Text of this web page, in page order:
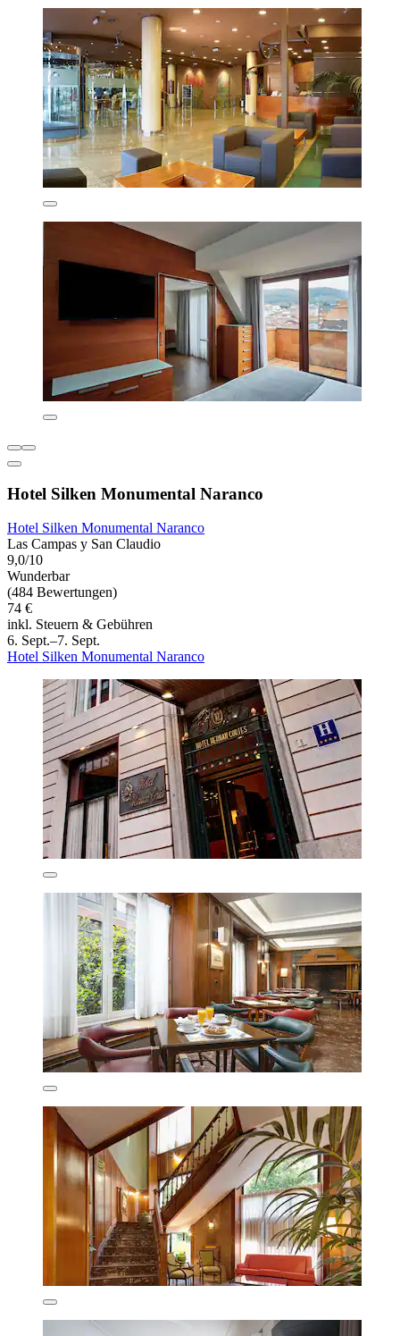
Hotel Silken Monumental Naranco
Hotel Silken Monumental Naranco
Las Campas y San Claudio
9,0/10
Wunderbar
(484 Bewertungen)
74 €
inkl. Steuern & Gebühren
6. Sept.–7. Sept.
Hotel Silken Monumental Naranco